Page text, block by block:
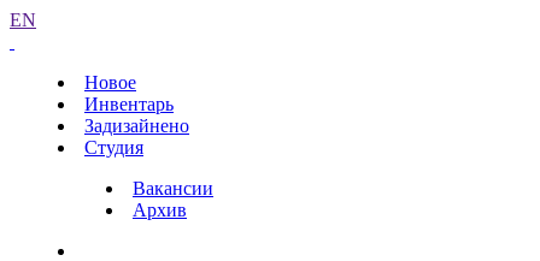
EN
Новое
Инвентарь
Задизайнено
Студия
Вакансии
Архив